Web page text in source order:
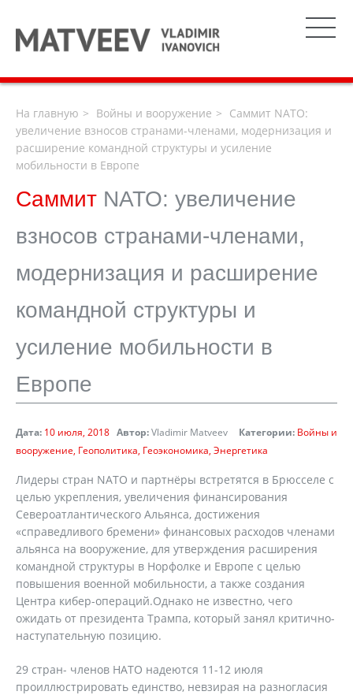
На главную Войны и вооружение
Саммит NATO:
увеличение взносов странами-членами, модернизация и
расширение командной структуры и усиление
мобильности в Европе
Саммит NATO: увеличение
взносов странами-членами,
модернизация и расширение
командной структуры и
усиление мобильности в
Европе
Дата: 10 июля, 2018 Автор:Vladimir Matveev Категории: Войны и
вооружение Геополитика Геоэкономика Энергетика
Лидеры стран NATO и партнёры встретятся в Брюсселе с
целью укрепления, увеличения финансирования
Североатлантического Альянса, достижения
«справедливого бремени» финансовых расходов членами
альянса на вооружение, для утверждения расширения
командной структуры в Норфолке и Европе с целью
повышения военной мобильности, а также создания
Центра кибер-операций.Однако не известно, чего
ожидать от президента Трампа, который занял критично-
наступательную позицию.
29 стран- членов НАТО надеются 11-12 июля
проиллюстрировать единство, невзирая на разногласия